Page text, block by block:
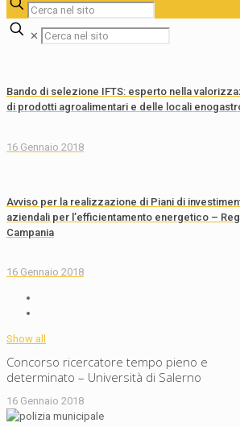
✕
Bando di selezione IFTS: esperto nella
di prodotti agroalimentari e delle locali
16 Gennaio 2018
Avviso per la realizzazione di Piani di
aziendali per l’efficientamento energetico –
Campania
16 Gennaio 2018
Show all
Concorso ricercatore tempo pieno e
determinato – Università di Salerno
16 Gennaio 2018